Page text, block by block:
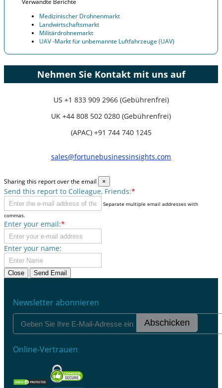
Verwandte Berichte
Medizinischer Drohnenmarkt
Landwirtschaftsmarkt
Militärdrohnemarkt
UAV -Markt für unbemannte Luftfahrzeuge (UAV)
Nehmen Sie Kontakt mit uns auf
US +1 833 909 2966 (Gebührenfrei)
UK +44 808 502 0280 (Gebührenfrei)
(APAC) +91 744 740 1245
sales@fortunebusinessinsights.com
Sharing this report over the email ×
Send this report to Colleague, Friends:*
Separate multiple email addresses with
commas.
Enter your email:*
Enter your name:
Close Send Email
Newsletter abonnieren
Abschicken
Online-Vertrauen